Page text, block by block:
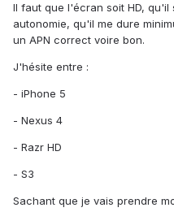
Il faut que l'écran soit HD,
autonomie, qu'il me dure
un APN correct voire bon.
J'hésite entre :
- iPhone 5
- Nexus 4
- Razr HD
- S3
Sachant que je vais prendre